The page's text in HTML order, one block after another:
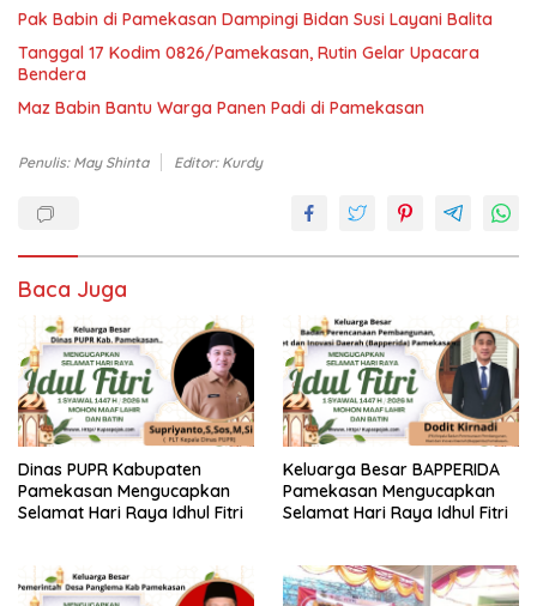
Pak Babin di Pamekasan Dampingi Bidan Susi Layani Balita
Tanggal 17 Kodim 0826/Pamekasan, Rutin Gelar Upacara
Bendera
Maz Babin Bantu Warga Panen Padi di Pamekasan
Penulis: May Shinta Editor: Kurdy
Baca Juga
Dinas PUPR Kabupaten
Pamekasan Mengucapkan
Selamat Hari Raya Idhul Fitri
Keluarga Besar BAPPERIDA
Pamekasan Mengucapkan
Selamat Hari Raya Idhul Fitri